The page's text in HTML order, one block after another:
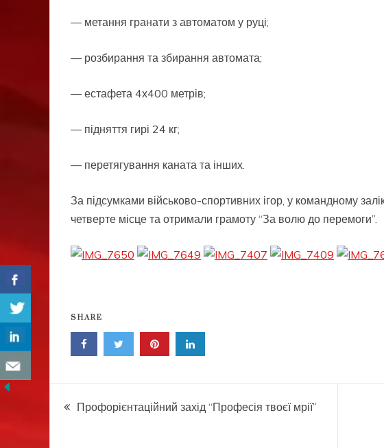
— метання гранати з автоматом у руці;
— розбирання та збирання автомата;
— естафета 4х400 метрів;
— підняття гирі 24 кг;
— перетягування каната та інших.
За підсумками військово-спортивних ігор, у командному
четверте місце та отримали грамоту “За волю до перемоги”.
SHARE
Навігація
Профорієнтаційний захід “Професія твоєї мрії”